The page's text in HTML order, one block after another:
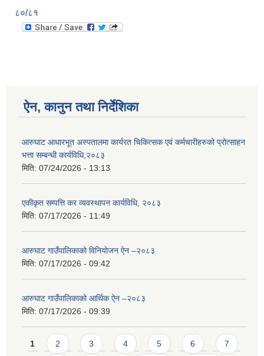
८०/८१
ऐन, कानुन तथा निर्देशिका
आरुघाट आधारभूत अस्पतालमा कार्यरत चिकित्सक एवं कर्मचारीहरुको प्रोत्साहन
भत्ता सम्बन्धी कार्यविधि,२०८३
मिति: 07/24/2026 - 13:13
एकीकृत सम्पत्ति कर व्यवस्थापन कार्यविधि, २०८३
मिति: 07/17/2026 - 11:49
आरुघाट गाउँपालिकाको विनियोजन ऐन –२०८३
मिति: 07/17/2026 - 09:42
आरुघाट गाउँपालिकाको आर्थिक ऐन –२०८३
मिति: 07/17/2026 - 09:39
Pages
1 2 3 4 5 6 7